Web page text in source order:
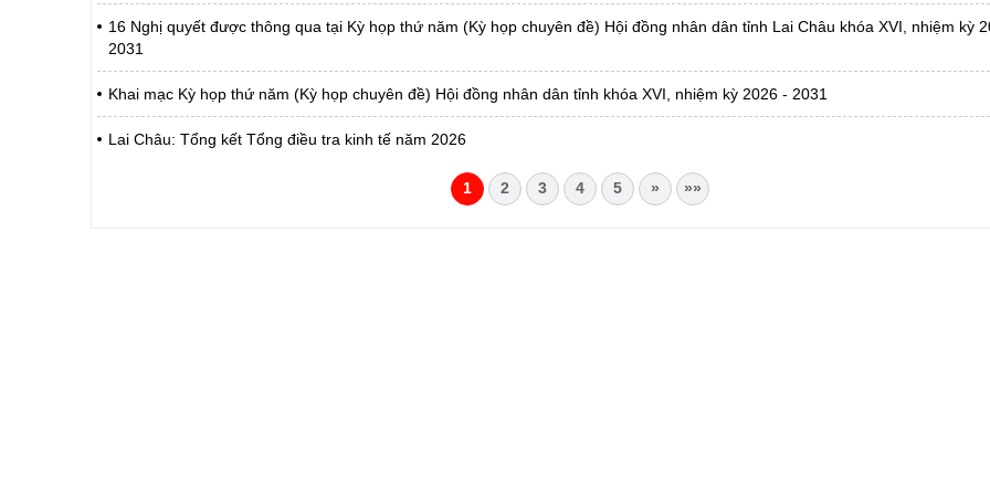
16 Nghị quyết được thông qua tại Kỳ họp thứ năm (Kỳ họp chuyên đề) Hội đồng nhân dân tỉnh Lai Châu khóa XVI, nhiệm kỳ
2031
Khai mạc Kỳ họp thứ năm (Kỳ họp chuyên đề) Hội đồng nhân dân tỉnh khóa XVI, nhiệm kỳ 2026 - 2031
Lai Châu: Tổng kết Tổng điều tra kinh tế năm 2026
1 2 3 4 5 » »»